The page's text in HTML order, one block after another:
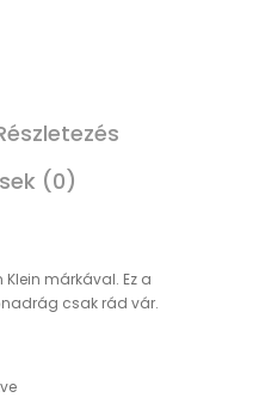
(0)
márkával. Ez a
csak rád vár.